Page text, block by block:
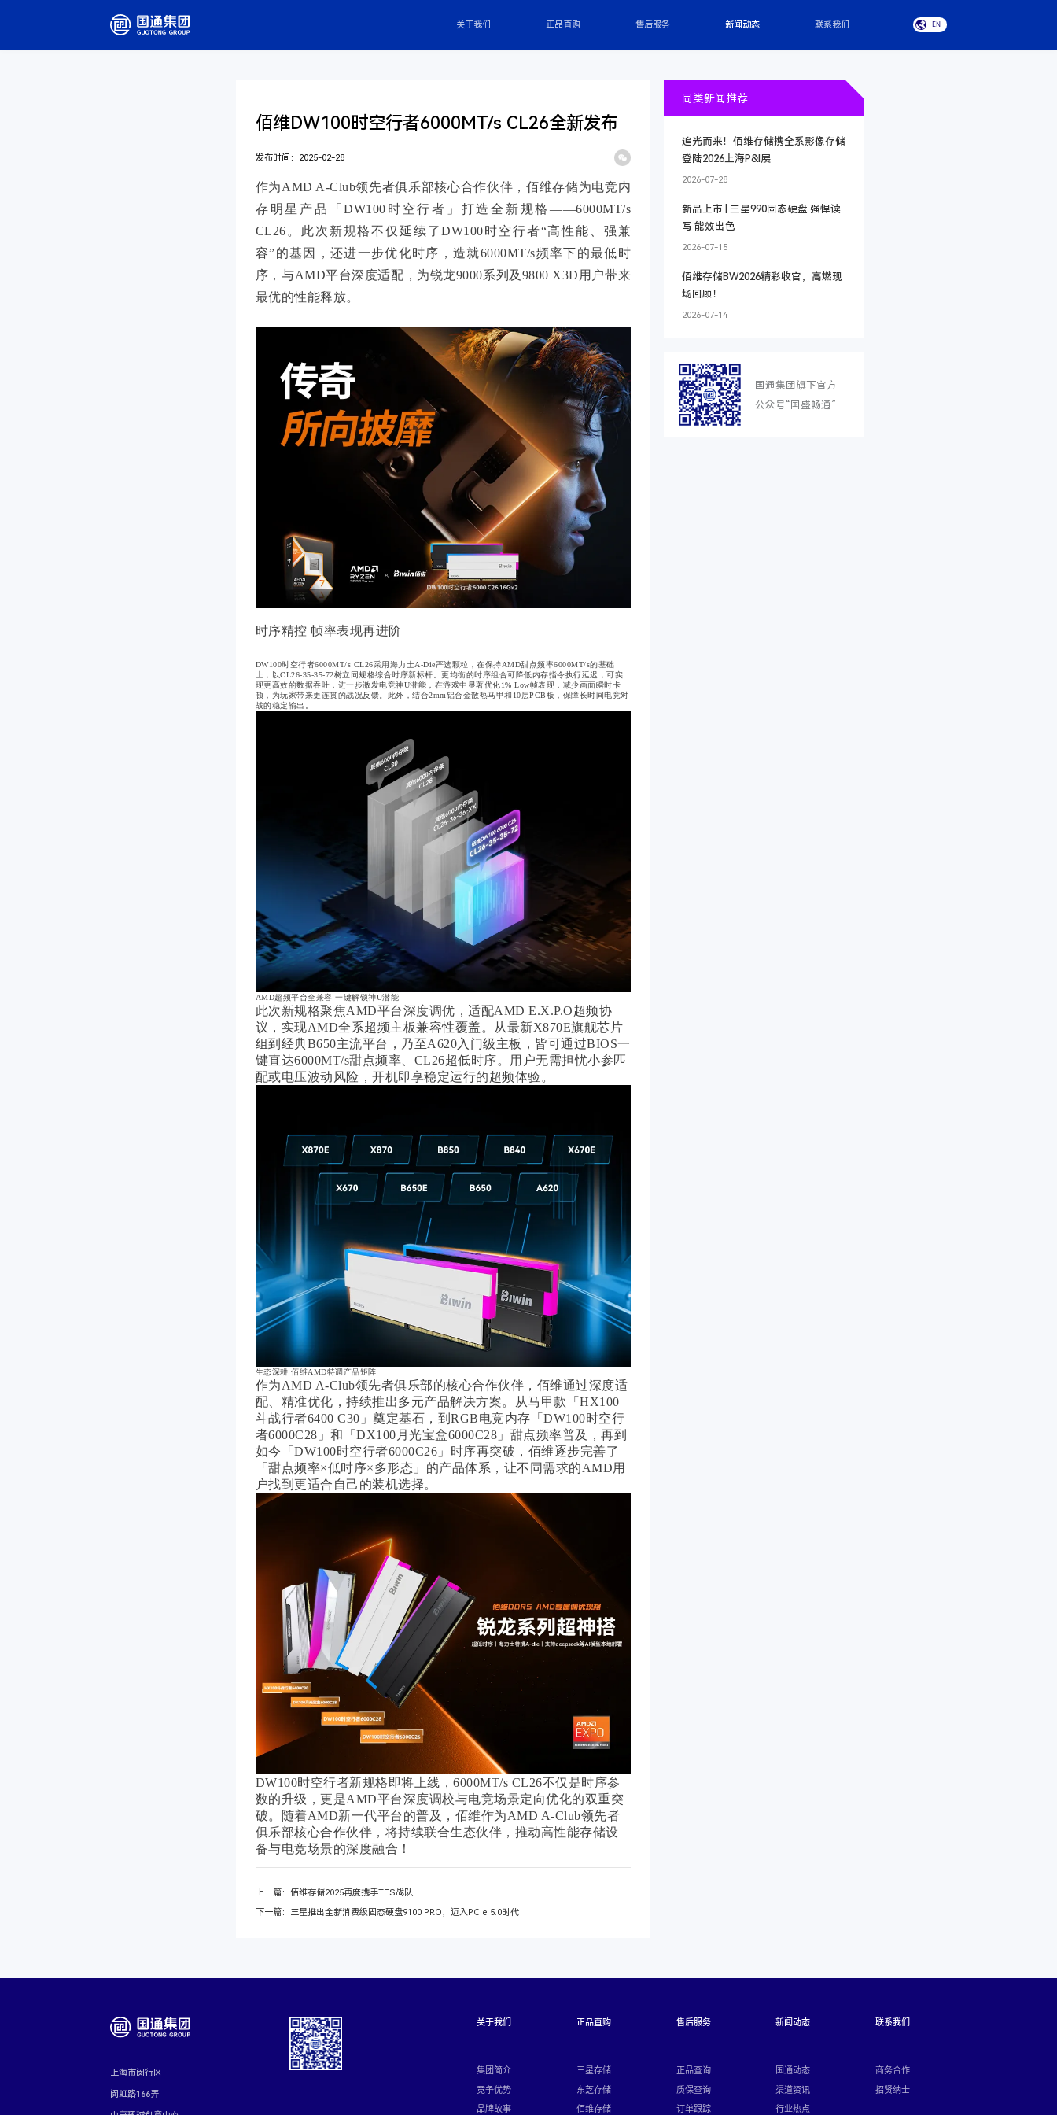
关于我们 正品直购 售后服务 新闻动态 联系我们 EN
佰维DW100时空行者6000MT/s CL26全新发布
发布时间：2025-02-28
作为AMD A-Club领先者俱乐部核心合作伙伴，佰维存储为电竞内
存明星产品「DW100时空行者」打造全新规格——6000MT/s
CL26。此次新规格不仅延续了DW100时空行者“高性能、强兼
容”的基因，还进一步优化时序，造就6000MT/s频率下的最低时
序，与AMD平台深度适配，为锐龙9000系列及9800 X3D用户带来
最优的性能释放。
时序精控 帧率表现再进阶
DW100时空行者6000MT/s CL26采用海力士A-Die严选颗粒，在保持AMD甜点频率6000MT/s的基础
上，以CL26-35-35-72树立同规格综合时序新标杆。更均衡的时序组合可降低内存指令执行延迟，可实
现更高效的数据吞吐，进一步激发电竞神U潜能，在游戏中显著优化1% Low帧表现，减少画面瞬时卡
顿，为玩家带来更连贯的战况反馈。此外，结合2mm铝合金散热马甲和10层PCB板，保障长时间电竞对
战的稳定输出。
AMD超频平台全兼容 一键解锁神U潜能
此次新规格聚焦AMD平台深度调优，适配AMD E.X.P.O超频协
议，实现AMD全系超频主板兼容性覆盖。从最新X870E旗舰芯片
组到经典B650主流平台，乃至A620入门级主板，皆可通过BIOS一
键直达6000MT/s甜点频率、CL26超低时序。用户无需担忧小参匹
配或电压波动风险，开机即享稳定运行的超频体验。
生态深耕 佰维AMD特调产品矩阵
作为AMD A-Club领先者俱乐部的核心合作伙伴，佰维通过深度适
配、精准优化，持续推出多元产品解决方案。从马甲款「HX100
斗战行者6400 C30」奠定基石，到RGB电竞内存「DW100时空行
者6000C28」和「DX100月光宝盒6000C28」甜点频率普及，再到
如今「DW100时空行者6000C26」时序再突破，佰维逐步完善了
「甜点频率×低时序×多形态」的产品体系，让不同需求的AMD用
户找到更适合自己的装机选择。
DW100时空行者新规格即将上线，6000MT/s CL26不仅是时序参
数的升级，更是AMD平台深度调校与电竞场景定向优化的双重突
破。随着AMD新一代平台的普及，佰维作为AMD A-Club领先者
俱乐部核心合作伙伴，将持续联合生态伙伴，推动高性能存储设
备与电竞场景的深度融合！
上一篇：佰维存储2025再度携手TES战队!
下一篇：三星推出全新消费级固态硬盘9100 PRO，迈入PCIe 5.0时代
同类新闻推荐
追光而来！佰维存储携全系影像存储
登陆2026上海P&I展
2026-07-28
新品上市 | 三星990固态硬盘 强悍读
写 能效出色
2026-07-15
佰维存储BW2026精彩收官，高燃现
场回顾！
2026-07-14
国通集团旗下官方
公众号“国盛畅通”
上海市闵行区
闵虹路166弄
关于我们
集团简介
竞争优势
品牌故事
正品直购
三星存储
东芝存储
佰维存储
售后服务
正品查询
质保查询
订单跟踪
新闻动态
国通动态
渠道资讯
行业热点
联系我们
商务合作
招贤纳士